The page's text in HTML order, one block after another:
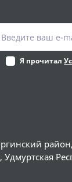
Я прочитал
Удмуртская